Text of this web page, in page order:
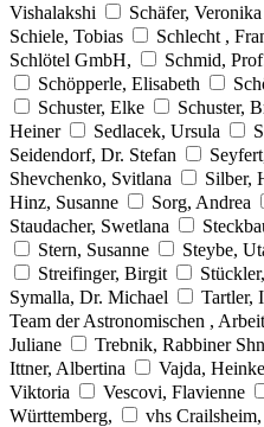
Vishalakshi
Schäfer, Veronika
Schiele, Tobias
Schlecht ,
Schlötel GmbH,
Schmid,
Schöpperle, Elisabeth
Schuster, Elke
Schuster,
Heiner
Sedlacek, Ursula
Seidendorf, Dr. Stefan
Shevchenko, Svitlana
Silber,
Hinz, Susanne
Sorg, Andrea
Staudacher, Swetlana
Stern, Susanne
Steybe,
Streifinger, Birgit
Symalla, Dr. Michael
Tartler,
Team der Astronomischen ,
Juliane
Trebnik, Rabbiner
Ittner, Albertina
Vajda, Heinke
Viktoria
Vescovi, Flavienne
Württemberg,
vhs Crailsheim,